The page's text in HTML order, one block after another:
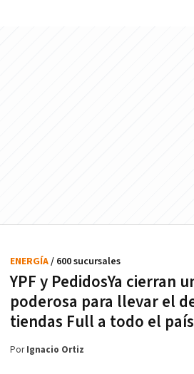
YPF y PedidosYa cierran
poderosa para llevar el
tiendas Full a todo el país
ENERGÍA/ 600 sucursales
PorIgnacio Ortiz